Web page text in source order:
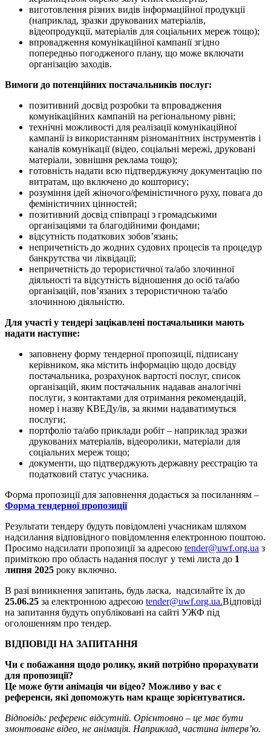
виготовлення різних видів інформаційної продукції
(наприклад, зразки друкованих матеріалів,
відеопродукції, матеріалів для соціальних мереж тощо);
впровадження комунікаційної кампанії згідно
попередньо погодженого плану, що може включати
організацію заходів.
Вимоги до потенційних постачальників послуг:
позитивний досвід розробки та впровадження
комунікаційних кампаній на регіональному рівні;
технічні можливості для реалізації комунікаційної
кампанії із використанням різноманітних інструментів і
каналів комунікації (відео, соціальні мережі, друковані
матеріали, зовнішня реклама тощо);
готовність надати всю підтверджуючу документацію по
витратам, що включено до кошторису;
розуміння ідей жіночого/феміністичного руху, повага до
феміністичних цінностей;
позитивний досвід співпраці з громадськими
організаціями та благодійними фондами;
відсутність податкових зобов’язань;
непричетність до жодних судових процесів та процедур
банкрутства чи ліквідації;
непричетність до терористичної та/або злочинної
діяльності та відсутність відношення до осіб та/або
організацій, пов’язаних з терористичною та/або
злочинною діяльністю.
Для участі у тендері зацікавлені постачальники мають
надати наступне:
заповнену форму тендерної пропозиції, підписану
керівником, яка містить інформацію щодо досвіду
постачальника, розрахунок вартості послуг, список
організацій, яким постачальник надавав аналогічні
послуги, з контактами для отримання рекомендацій,
номер і назву КВЕДу/ів, за якими надаватимуться
послуги;
портфоліо та/або приклади робіт – наприклад зразки
друкованих матеріалів, відеоролики, матеріали для
соціальних мереж тощо;
документи, що підтверджують державну реєстрацію та
податковий статус учасника.
Форма пропозиції для заповнення додається за посиланням –
Форма тендерної пропозиції
Результати тендеру будуть повідомлені учасникам шляхом
надсилання відповідного повідомлення електронною поштою.
Просимо надсилати пропозиції за адресою tender@uwf.org.ua з
приміткою про область надання послуг у темі листа до 1
липня 2025 року включно.
В разі виникнення запитань, будь ласка, надсилайте їх до
25.06.25 за електронною адресою tender@uwf.org.ua.Відповіді
на запитання будуть опубліковані на сайті УЖФ під
оголошенням про тендер.
ВІДПОВІДІ НА ЗАПИТАННЯ
Чи є побажання щодо ролику, який потрібно прорахувати
для пропозиції?
Це може бути анімація чи відео? Можливо у вас є
референси, які допоможуть нам краще зорієнтуватися.
Відповідь: референс відсутній. Орієнтовно – це має бути
змонтоване відео, не анімація. Наприклад, частина інтерв’ю.